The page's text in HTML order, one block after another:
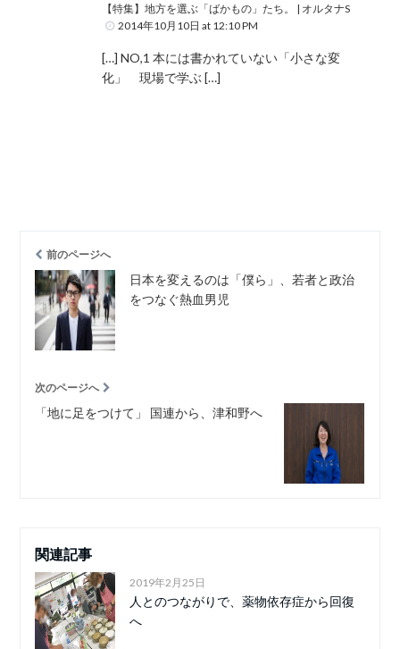
【特集】地方を選ぶ「ばかもの」たち。 | オルタナS
2014年10月10日 at 12:10 PM
[…] NO,1 本には書かれていない「小さな変
化」 現場で学ぶ […]
前のページへ
日本を変えるのは「僕ら」、若者と政治
をつなぐ熱血男児
次のページへ
「地に足をつけて」 国連から、津和野へ
関連記事
2019年2月25日
人とのつながりで、薬物依存症から回復
へ